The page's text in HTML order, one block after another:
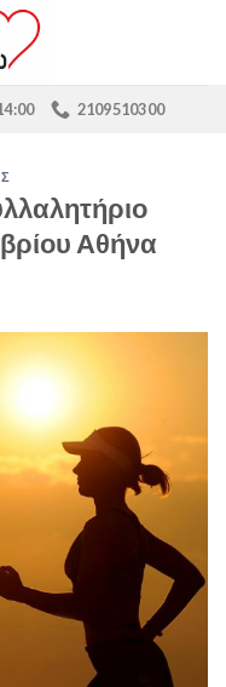
2109510300
Αθήνα